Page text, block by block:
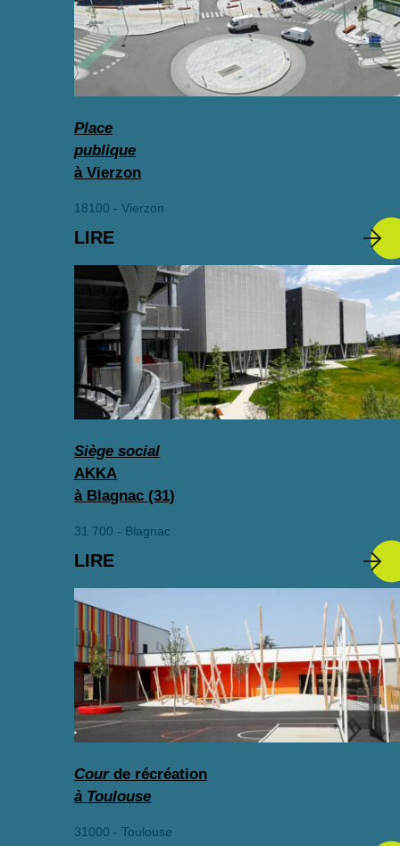
Place
publique
à Vierzon
18100 - Vierzon
LIRE
Siège social
AKKA
à Blagnac (31)
31 700 - Blagnac
LIRE
Courde récréation
à Toulouse
31000 - Toulouse